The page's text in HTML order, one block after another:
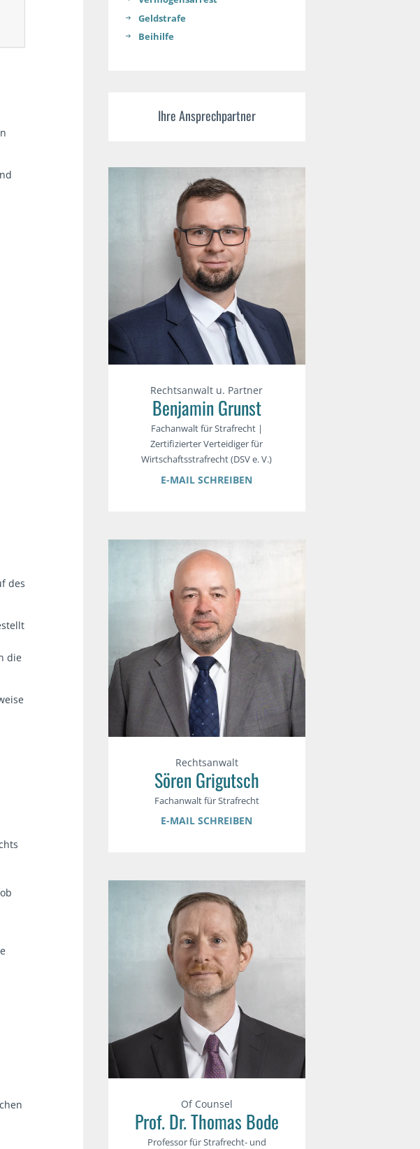
des
die
Geldstrafe
Beihilfe
Ihre Ansprechpartner
Rechtsanwalt u. Partner
Benjamin Grunst
Fachanwalt für Strafrecht |
Zertifizierter Verteidiger für
Wirtschaftsstrafrecht (DSV e. V.)
E-MAIL SCHREIBEN
Rechtsanwalt
Sören Grigutsch
Fachanwalt für Strafrecht
E-MAIL SCHREIBEN
Of Counsel
Prof. Dr. Thomas Bode
Professor für Strafrecht- und